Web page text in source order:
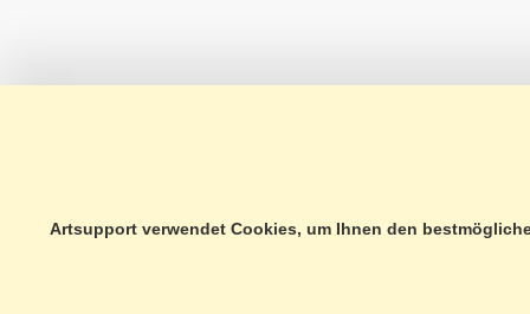
Artsupport verwendet Cookies, um Ihnen den